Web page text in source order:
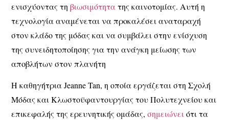
ενισχύοντας τηβιωσιμότητατης καινοτομίας. Αυτή η
τεχνολογία αναμένεται να προκαλέσει αναταραχή
στον κλάδο της μόδας και να συμβάλει στην ενίσχυση
της συνειδητοποίησης για την ανάγκη μείωσης των
αποβλήτων στον πλανήτη
Η καθηγήτρια Jeanne Tan, η οποία εργάζεται στη Σχολή
Μόδας και Κλωστοϋφαντουργίας του Πολυτεχνείου και
επικεφαλής της ερευνητικής ομάδας,σημειώνειότι τα